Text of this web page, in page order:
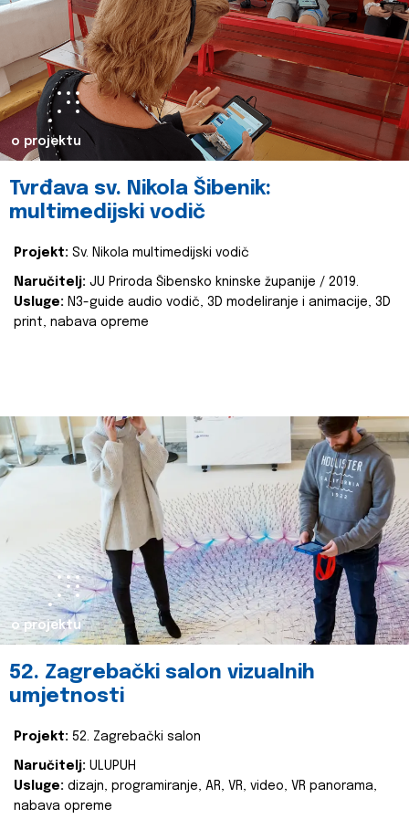
o projektu
Tvrđava sv. Nikola Šibenik:
multimedijski vodič
Projekt: Sv. Nikola multimedijski vodič
Naručitelj: JU Priroda Šibensko kninske županije / 2019.
Usluge: N3-guide audio vodič, 3D modeliranje i animacije, 3D
print, nabava opreme
o projektu
52. Zagrebački salon vizualnih
umjetnosti
Projekt: 52. Zagrebački salon
Naručitelj: ULUPUH
Usluge: dizajn, programiranje, AR, VR, video, VR panorama,
nabava opreme